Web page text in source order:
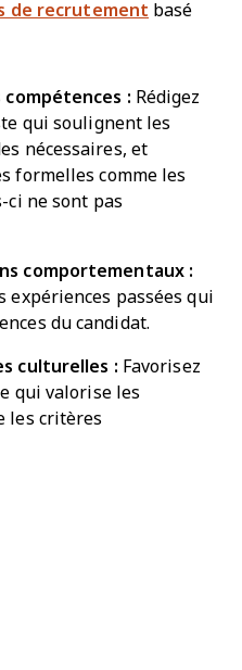
de recrutement basé
: Rédigez
qui soulignent les
nécessaires, et
formelles comme les
ci ne sont pas
comportementaux :
expériences passées qui
du candidat.
culturelles : Favorisez
qui valorise les
les critères